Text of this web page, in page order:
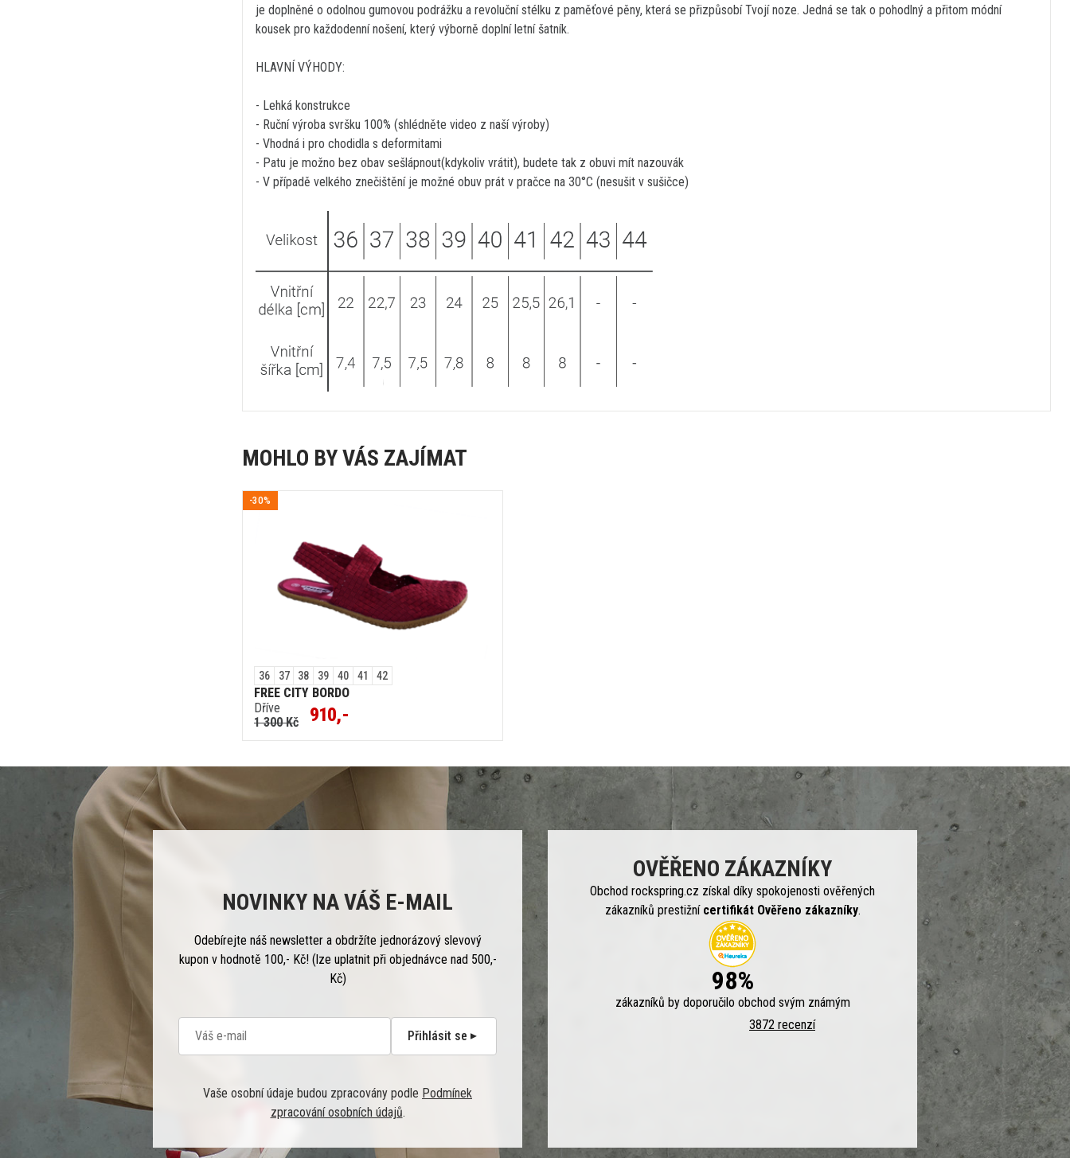
je doplněné o odolnou gumovou podrážku a revoluční stélku z paměťové pěny, která se přizpůsobí Tvojí noze. Jedná se tak o pohodlný a přitom módní
kousek pro každodenní nošení, který výborně doplní letní šatník.
HLAVNÍ VÝHODY:
- Lehká konstrukce
- Ruční výroba svršku 100% (shlédněte video z naší výroby)
- Vhodná i pro chodidla s deformitami
- Patu je možno bez obav sešlápnout(kdykoliv vrátit), budete tak z obuvi mít nazouvák
- V případě velkého znečištění je možné obuv prát v pračce na 30°C (nesušit v sušičce)
MOHLO BY VÁS ZAJÍMAT
-30%
36 37 38 39 40 41 42
FREE CITY BORDO
Dříve
1 300 Kč
910,-
NOVINKY NA VÁŠ E-MAIL
Odebírejte náš newsletter a obdržíte jednorázový slevový
kupon v hodnotě 100,- Kč! (lze uplatnit při objednávce nad 500,-
Kč)
Přihlásit se
Vaše osobní údaje budou zpracovány podle Podmínek
zpracování osobních údajů.
OVĚŘENO ZÁKAZNÍKY
Obchod rockspring.cz získal díky spokojenosti ověřených
zákazníků prestižní certifikát Ověřeno zákazníky.
98%
zákazníků by doporučilo obchod svým známým
3872 recenzí